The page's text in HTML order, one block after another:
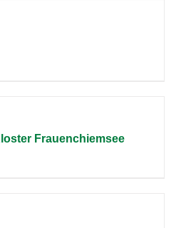
Frauenchiemsee